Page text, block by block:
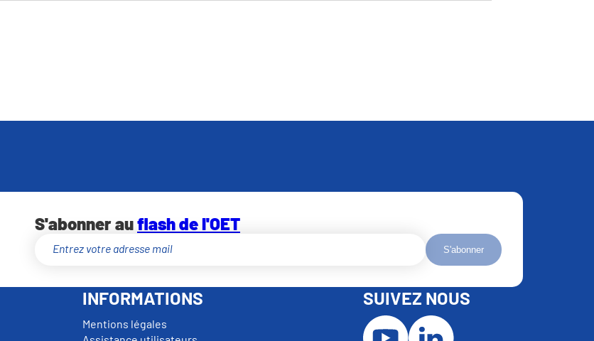
S'abonner auflash de l'OET
S'abonner
INFORMATIONS
Mentions légales
SUIVEZ NOUS